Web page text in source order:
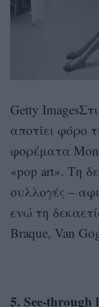
Getty
αποτίει φόρο
φορέματα
«pop art». Tη
συλλογές –
ενώ τη
Braque, Van
5. See-through